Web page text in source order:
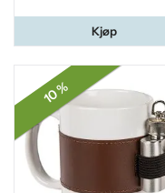
Kjøp
10 %